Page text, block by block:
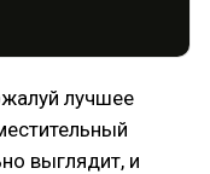
лучшее
выглядит, и